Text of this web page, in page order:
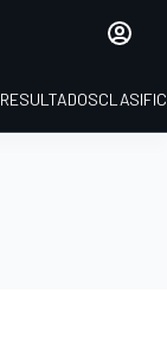
RESULTADOS